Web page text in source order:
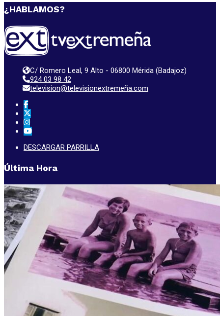
¿HABLAMOS?
C/ Romero Leal, 9 Alto - 06800 Mérida (Badajoz)
924 03 98 42
television@televisionextremeña.com
DESCARGAR PARRILLA
Última Hora